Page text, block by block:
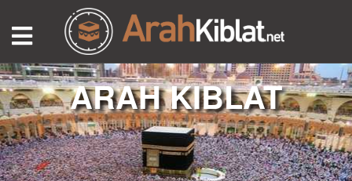
ARAH KIBLAT